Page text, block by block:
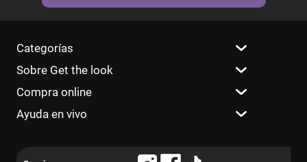
Categorías
Sobre Get the look
Compra online
Ayuda en vivo